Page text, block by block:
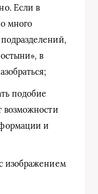
Если в
много
в
подобие
возможности
и
изображением